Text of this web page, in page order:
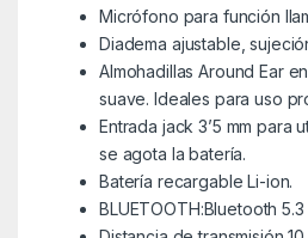
Micrófono para función
Diadema ajustable,
Almohadillas Around Ear
suave. Ideales para uso
Entrada jack 3’5 mm para
se agota la batería.
Batería recargable Li-ion.
BLUETOOTH:Bluetooth 5.3